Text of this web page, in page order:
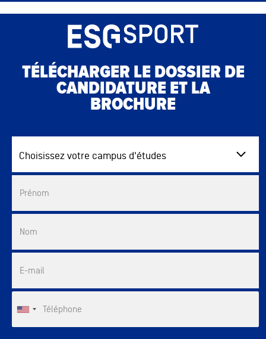
TÉLÉCHARGER LE DOSSIER DE
CANDIDATURE ET LA
BROCHURE
Choisissez votre campus d'études
Prénom
Nom
E-mail
Téléphone